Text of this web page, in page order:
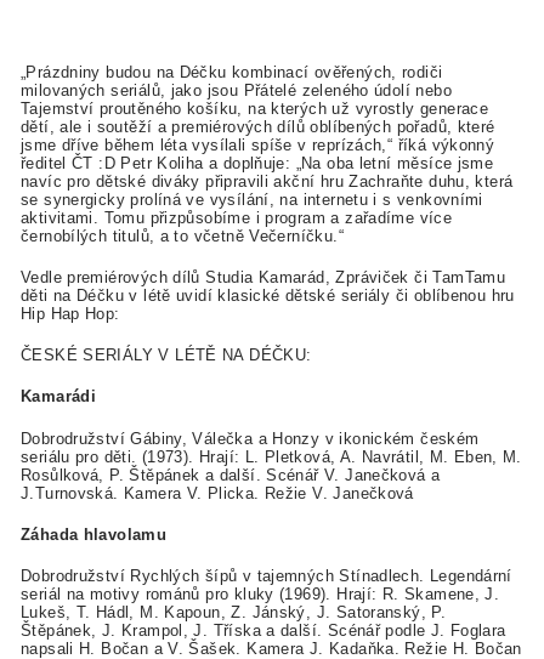
„Prázdniny budou na Déčku kombinací ověřených, rodiči
milovaných seriálů, jako jsou Přátelé zeleného údolí nebo
Tajemství proutěného košíku, na kterých už vyrostly generace
dětí, ale i soutěží a premiérových dílů oblíbených pořadů, které
jsme dříve během léta vysílali spíše v reprízách,“ říká výkonný
ředitel ČT :D Petr Koliha a doplňuje: „Na oba letní měsíce jsme
navíc pro dětské diváky připravili akční hru Zachraňte duhu, která
se synergicky prolíná ve vysílání, na internetu i s venkovními
aktivitami. Tomu přizpůsobíme i program a zařadíme více
černobílých titulů, a to včetně Večerníčku.“
Vedle premiérových dílů Studia Kamarád, Zpráviček či TamTamu
děti na Déčku v létě uvidí klasické dětské seriály či oblíbenou hru
Hip Hap Hop:
ČESKÉ SERIÁLY V LÉTĚ NA DÉČKU:
Kamarádi
Dobrodružství Gábiny, Válečka a Honzy v ikonickém českém
seriálu pro děti. (1973). Hrají: L. Pletková, A. Navrátil, M. Eben, M.
Rosůlková, P. Štěpánek a další. Scénář V. Janečková a
J.Turnovská. Kamera V. Plicka. Režie V. Janečková
Záhada hlavolamu
Dobrodružství Rychlých šípů v tajemných Stínadlech. Legendární
seriál na motivy románů pro kluky (1969). Hrají: R. Skamene, J.
Lukeš, T. Hádl, M. Kapoun, Z. Jánský, J. Satoranský, P.
Štěpánek, J. Krampol, J. Tříska a další. Scénář podle J. Foglara
napsali H. Bočan a V. Šašek. Kamera J. Kadaňka. Režie H. Bočan